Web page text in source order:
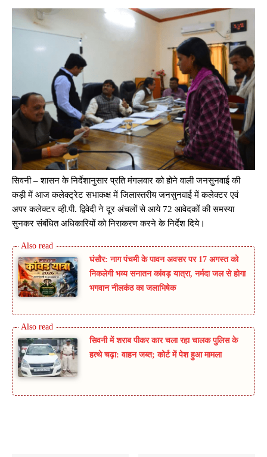
सिवनी – शासन के निर्देशानुसार प्रति मंगलवार को होने वाली जनसुनवाई की
कड़ी में आज कलेक्ट्रेट सभाकक्ष में जिलास्तरीय जनसुनवाई में कलेक्टर एवं
अपर कलेक्टर व्ही.पी. द्विवेदी ने दूर अंचलों से आये 72 आवेदकों की समस्या
सुनकर संबंधित अधिकारियों को निराकरण करने के निर्देश दिये।
घंसौर: नाग पंचमी के पावन अवसर पर 17 अगस्त को
निकलेगी भव्य सनातन कांवड़ यात्रा, नर्मदा जल से होगा
भगवान नीलकंठ का जलाभिषेक
सिवनी में शराब पीकर कार चला रहा चालक पुलिस के
हत्थे चढ़ा: वाहन जब्त; कोर्ट में पेश हुआ मामला